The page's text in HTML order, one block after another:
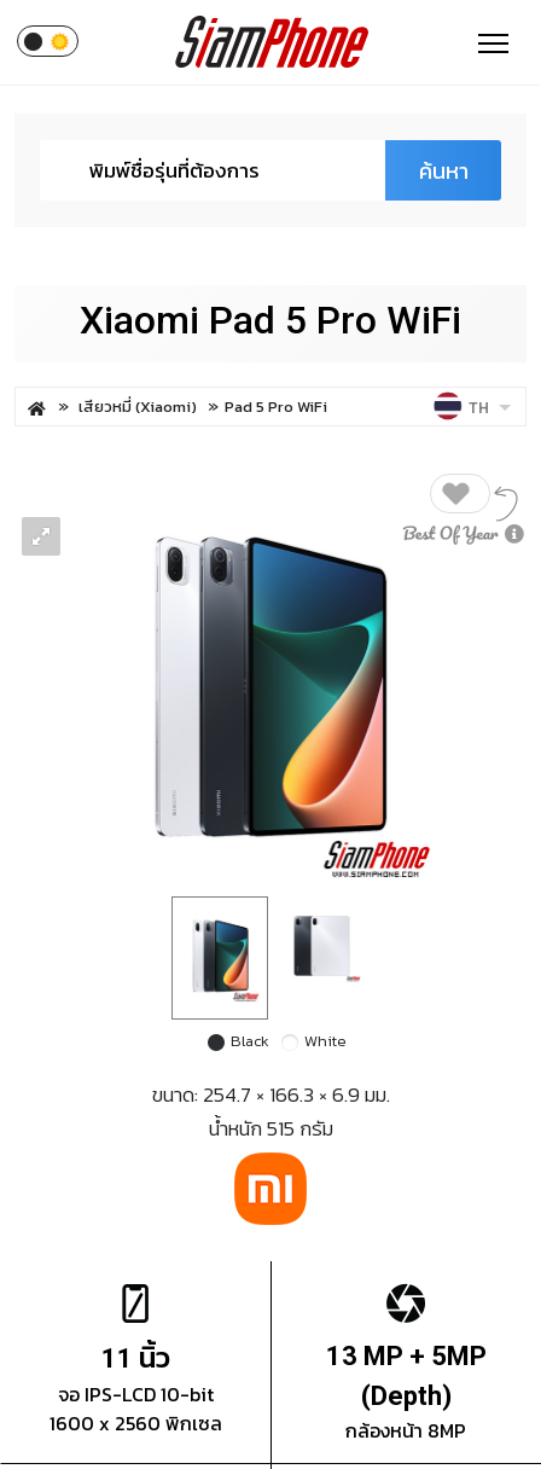
ค้นหา
Xiaomi Pad 5 Pro WiFi
เสียวหมี่ (Xiaomi) Pad 5 Pro WiFi TH
Black White
ขนาด: 254.7 × 166.3 × 6.9 มม.
น้ำหนัก 515 กรัม
11 นิ้ว
จอ IPS-LCD 10-bit
1600 x 2560 พิกเซล
13 MP + 5MP
(Depth)
กล้องหน้า 8MP